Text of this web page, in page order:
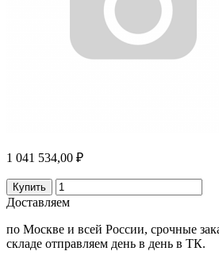
1 041 534,00 ₽
Купить
Доставляем
по Москве и всей России, срочные
складе отправляем день в день в ТК.